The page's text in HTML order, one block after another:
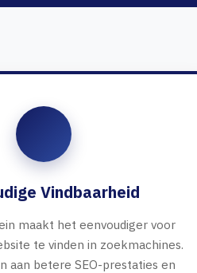
Vindbaarheid
maakt het eenvoudiger voor
te vinden in zoekmachines.
aan betere SEO-prestaties en